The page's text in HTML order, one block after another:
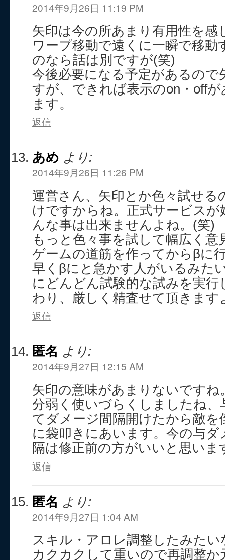
2014年9月26日 11:19 PM
矢印は今の所あまり有用性を感
ワープ移動で遠くに一瞬で移動
のなら話は別ですが(笑)
今後必要になる予定があるので
すが、できれば表示のon・off
ます。
返信
あめ より:
2014年9月26日 11:26 PM
運営さん、矢印とか色々試せる
けですからね。正式サービス
んな事は出来ませんよね。(笑)
もっと色々事を試して幅広く
ゲームの道筋を作ってからβに
早くβにと急かす人がいるみた
にどんどん試験的な試みを実行
わり、厳しく精査せて頂きます
返信
匿名 より:
2014年9月27日 12:15 AM
矢印の意味があまりないです
分弱く使いづらくしましたね、
てダメージ間隔開けたから敵を
に袋叩きにあいます。今の与
隔は修正前の方がいいと思いま
返信
匿名 より:
2014年9月27日 1:04 AM
スキル・アロレ調整したみた
カクカクして重いので再調整か